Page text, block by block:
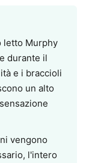
letto Murphy
durante il
e i braccioli
un alto
vengono
l'intero